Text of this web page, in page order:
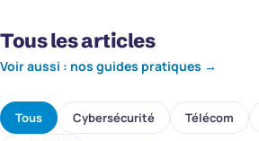
Tous les articles
Voir aussi : nos guides pratiques →
Tous Cybersécurité Télécom